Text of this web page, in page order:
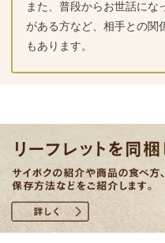
また、普段からお世話にな
がある方など、相手との関
もあります。